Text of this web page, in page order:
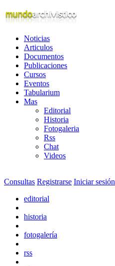
Noticias
Articulos
Documentos
Publicaciones
Cursos
Eventos
Tabularium
Mas
Editorial
Historia
Fotogaleria
Rss
Chat
Videos
Consultas Registrarse Iniciar sesión
editorial
historia
fotogalería
rss